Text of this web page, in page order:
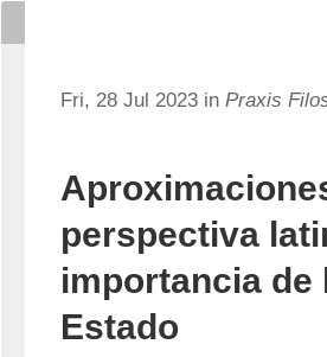
Fri, 28 Jul 2023 in Praxis
perspectiva
importancia de
Estado